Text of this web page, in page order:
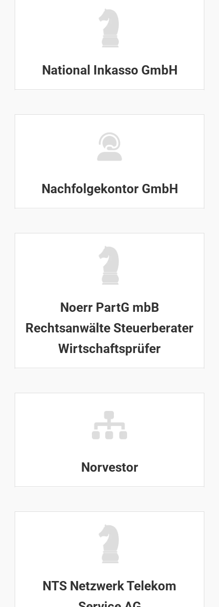
National Inkasso GmbH
Nachfolgekontor GmbH
Noerr PartG mbB
Rechtsanwälte Steuerberater
Wirtschaftsprüfer
Norvestor
NTS Netzwerk Telekom